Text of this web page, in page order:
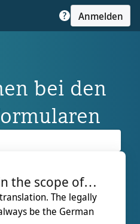
Anmelden
bei den
the scope of
with The legally
be the German